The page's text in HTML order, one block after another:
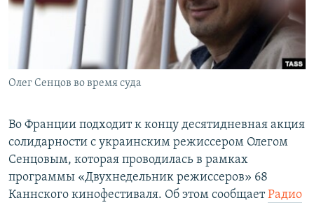
ПОБЕДИТЕЛЕЙ НЕ СУДЯТ?
КРЫМ.НЕПОКОРЕННЫЙ
ELIFBE
УКРАИНСКАЯ ПРОБЛЕМА КРЫМА
ПРИСОЕДИНЯЙТЕСЬ!
Олег Сенцов во время суда
Во Франции подходит к концу десятидневная акция
солидарности с украинским режиссером Олегом
Сенцовым, которая проводилась в рамках
программы «Двухнедельник режиссеров» 68
Каннского кинофестиваля. Об этом сообщаетРадио